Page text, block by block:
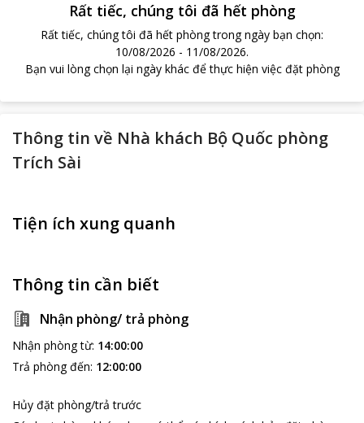
Rất tiếc, chúng tôi đã hết phòng
Rất tiếc, chúng tôi đã hết phòng trong ngày bạn chọn:
10/08/2026 - 11/08/2026.
Bạn vui lòng chọn lại ngày khác để thực hiện việc đặt phòng
Thông tin về Nhà khách Bộ Quốc phòng
Trích Sài
Tiện ích xung quanh
Thông tin cần biết
Nhận phòng/ trả phòng
Nhận phòng từ: 14:00:00
Trả phòng đến: 12:00:00
Hủy đặt phòng/trả trước